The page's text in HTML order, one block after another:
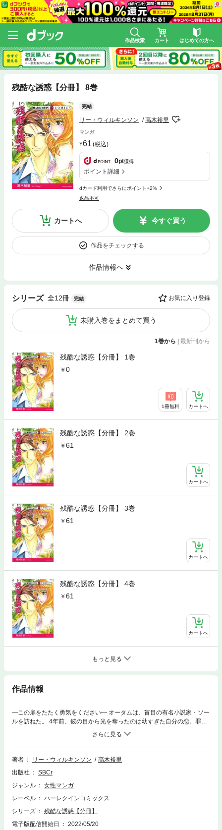
作品検索 カート はじめての方へ
残酷な誘惑【分冊】 8巻
完結
リー・ウィルキンソン 高木裕里
マンガ
61 (税込)
0pt獲得
ポイント詳細
dカード利用でさらにポイント+2%
返品不可
カートへ 今すぐ買う
作品をチェックする
作品情報へ
シリーズ 全12冊 完結 お気に入り登録
未購入巻をまとめて買う
1巻から 最新刊から
残酷な誘惑【分冊】 1巻
0
1冊無料 カートへ
残酷な誘惑【分冊】 2巻
61
カートへ
残酷な誘惑【分冊】 3巻
61
カートへ
残酷な誘惑【分冊】 4巻
61
カートへ
もっと見る
作品情報
―この扉をたたく勇気をください― オータムは、盲目の有名小説家・ソー
ルを訪ねた。 4年前、彼の目から光を奪ったのは幼すぎた自分の恋。罪の
意識が、オータムをソールのもとから去らせたのだ。 彼を支えたいと願う
あまり、偽名を使い、“エリザベス”としてソールの介助役に採用されたオ
ータム。困難を克服し強く生きる彼のそばで過ごすうちに、オータムの
「恋」はより深い「愛」に変わっていくが・・・!?
著者 リー・ウィルキンソン
高木裕里
出版社
SBCr
ジャンル
女性マンガ
レーベル
ハーレクインコミックス
シリーズ
残酷な誘惑【分冊】
電子版配信開始日
2022/05/20